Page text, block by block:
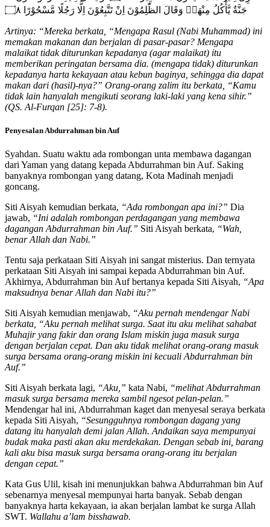
جَنَّةٌ يَّأْكُلُ مِنْهَاۗ وَقَالَ الظّٰلِمُوْنَ اِنْ تَتَّبِعُوْنَ اِلَّا رَجُلًا مَّسْحُوْرًا ۝٨
Artinya: “Mereka berkata, “Mengapa Rasul (Nabi Muhammad) ini
memakan makanan dan berjalan di pasar-pasar? Mengapa
malaikat tidak diturunkan kepadanya (agar malaikat) itu
memberikan peringatan bersama dia. (mengapa tidak) diturunkan
kepadanya harta kekayaan atau kebun baginya, sehingga dia dapat
makan dari (hasil)-nya?” Orang-orang zalim itu berkata, “Kamu
tidak lain hanyalah mengikuti seorang laki-laki yang kena sihir.”
(QS. Al-Furqan [25]: 7-8).
Penyesalan Abdurrahman bin Auf
Syahdan. Suatu waktu ada rombongan unta membawa dagangan
dari Yaman yang datang kepada Abdurrahman bin Auf. Saking
banyaknya rombongan yang datang, Kota Madinah menjadi
goncang.
Siti Aisyah kemudian berkata, “Ada rombongan apa ini?” Dia
jawab, “Ini adalah rombongan perdagangan yang membawa
dagangan Abdurrahman bin Auf.” Siti Aisyah berkata, “Wah,
benar Allah dan Nabi.”
Tentu saja perkataan Siti Aisyah ini sangat misterius. Dan ternyata
perkataan Siti Aisyah ini sampai kepada Abdurrahman bin Auf.
Akhirnya, Abdurrahman bin Auf bertanya kepada Siti Aisyah, “Apa
maksudnya benar Allah dan Nabi itu?”
Siti Aisyah kemudian menjawab, “Aku pernah mendengar Nabi
berkata, “Aku pernah melihat surga. Saat itu aku melihat sahabat
Muhajir yang fakir dan orang Islam miskin juga masuk surga
dengan berjalan cepat. Dan aku tidak melihat orang-orang masuk
surga bersama orang-orang miskin ini kecuali Abdurrahman bin
Auf.”
Siti Aisyah berkata lagi, “Aku,” kata Nabi, “melihat Abdurrahman
masuk surga bersama mereka sambil ngesot pelan-pelan.”
Mendengar hal ini, Abdurrahman kaget dan menyesal seraya berkata
kepada Siti Aisyah, “Sesungguhnya rombongan dagang yang
datang itu hanyalah demi jalan Allah. Andaikan saya mempunyai
budak maka pasti akan aku merdekakan. Dengan sebab ini, barang
kali aku bisa masuk surga bersama orang-orang itu berjalan
dengan cepat.”
Kata Gus Ulil, kisah ini menunjukkan bahwa Abdurrahman bin Auf
sebenarnya menyesal mempunyai harta banyak. Sebab dengan
banyaknya harta kekayaan, ia akan berjalan lambat ke surga Allah
SWT. Wallahu a’lam bisshawab.